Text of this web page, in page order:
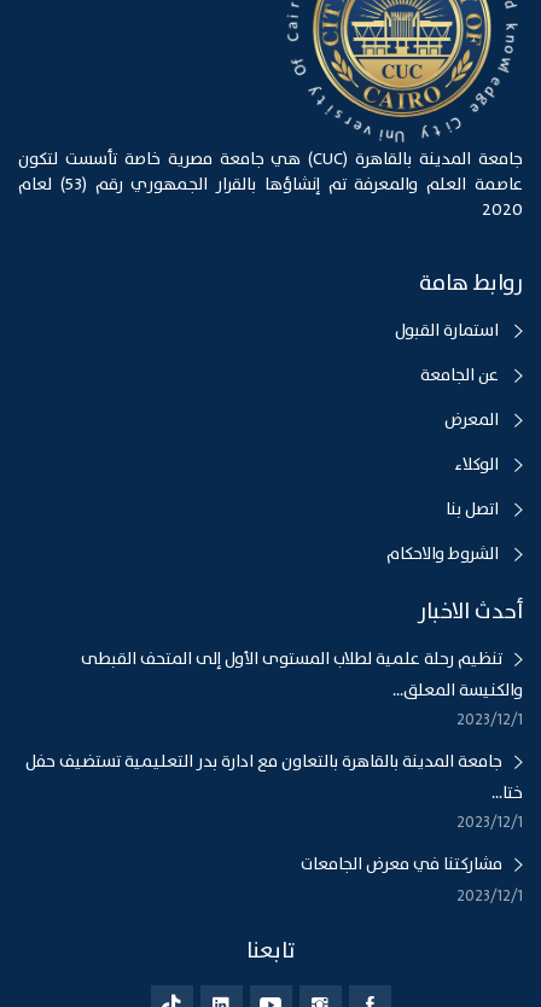
C
i
t
y
U
n
i
v
e
r
s
i
t
y
O
f
a
i
o k
n
o
w
l
e
d
g
e
جامعة المدينة بالقاهرة (CUC) هي جامعة مصرية خاصة تأسست لتكون
عاصمة العلم والمعرفة تم إنشاؤها بالقرار الجمهوري رقم (53) لعام
2020
روابط هامة
استمارة القبول
عن الجامعة
المعرض
الوكلاء
اتصل بنا
الشروط والاحكام
أحدث الاخبار
تنظيم رحلة علمية لطلاب المستوى الأول إلى المتحف القبطى
والكنيسة المعلق...
1‏‏/12‏‏/2023
جامعة المدينة بالقاهرة بالتعاون مع ادارة بدر التعليمية تستضيف حفل
ختا...
1‏‏/12‏‏/2023
مشاركتنا في معرض الجامعات
1‏‏/12‏‏/2023
تابعنا